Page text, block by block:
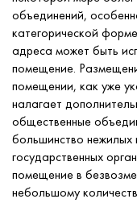
объединений,
категорической
адреса может быть
помещение.
помещении, как уже
налагает
общественные
большинство нежилых
государственных
помещение в
небольшому